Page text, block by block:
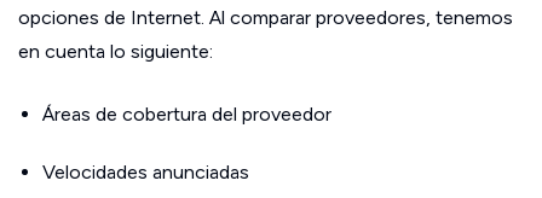
opciones de Internet. Al comparar proveedores, tenemos
en cuenta lo siguiente:
Áreas de cobertura del proveedor
Velocidades anunciadas